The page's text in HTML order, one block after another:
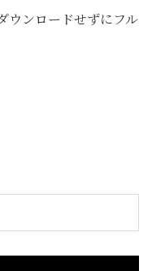
ウンロードせずにフル